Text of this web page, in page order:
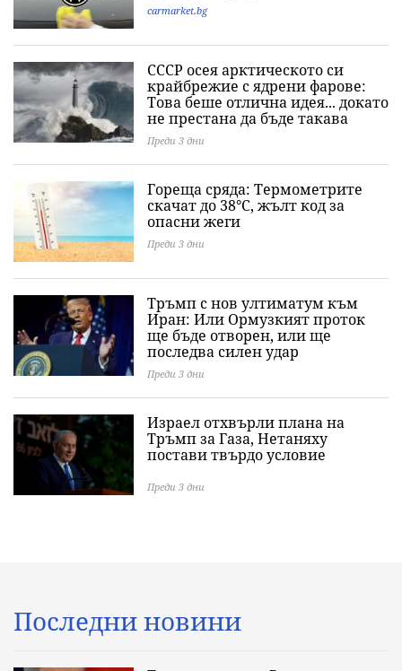
carmarket.bg
СССР осея арктическото си
крайбрежие с ядрени фарове:
Това беше отлична идея... докато
не престана да бъде такава
Преди 3 дни
Гореща сряда: Термометрите
скачат до 38°C, жълт код за
опасни жеги
Преди 3 дни
Тръмп с нов ултиматум към
Иран: Или Ормузкият проток
ще бъде отворен, или ще
последва силен удар
Преди 3 дни
Израел отхвърли плана на
Тръмп за Газа, Нетаняху
постави твърдо условие
Преди 3 дни
Последни новини